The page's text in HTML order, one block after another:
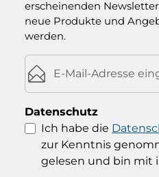
erscheinenden
neue Produkte und
werden.
E-Mail-Adresse*
Datenschutz
Ich habe die
zur Kenntnis
gelesen und bin mit